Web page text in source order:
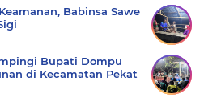
Babinsa Sawe
Bupati Dompu
di Kecamatan Pekat